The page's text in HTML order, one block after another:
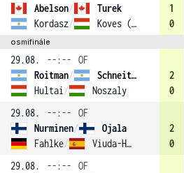
Abelson/
Turek
Kordasz/ Koves (2)
1
0
osmifinále
29.08. --:--
OF
Roitman/
Schneiter (1)
Hultai / Noszaly
2
0
29.08.
--:--
OF
Nurminen/
Ojala
Fahlke/ Viuda-Hernandez
2
0
29.08.
--:--
OF